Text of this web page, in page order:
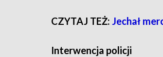
CZYTAJ TEŻ: Jechał
Interwencja policji